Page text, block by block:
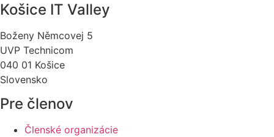
Košice IT Valley
Boženy Němcovej 5
UVP Technicom
040 01 Košice
Slovensko
Pre členov
Členské organizácie